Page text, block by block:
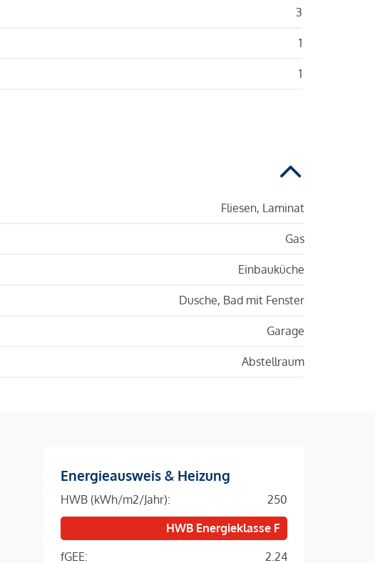
3
1
1
Fliesen, Laminat
Gas
Einbauküche
Dusche, Bad mit Fenster
Garage
Abstellraum
Energieausweis & Heizung
HWB (kWh/m2/Jahr):
250
HWB Energieklasse F
fGEE:
2.24